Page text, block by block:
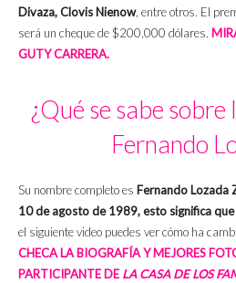
Divaza, Clovis Nienow, entre otros. El
será un cheque de $200,000 dólares.
GUTY CARRERA.
¿Qué se sabe
Fernando
Su nombre completo es Fernando Lozada
10 de agosto de 1989, esto significa que
el siguiente video puedes ver cómo ha
CHECA LA BIOGRAFÍA Y MEJORES
PARTICIPANTE DE LA CASA DE LOS